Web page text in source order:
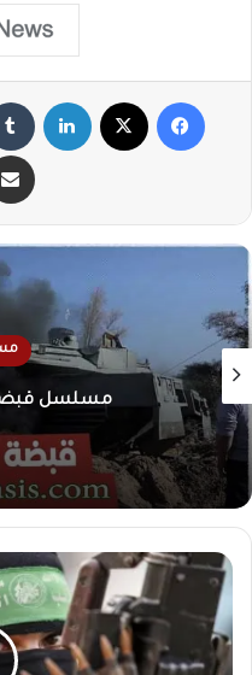
مسلسل قبضة